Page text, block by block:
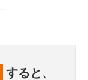
すると、